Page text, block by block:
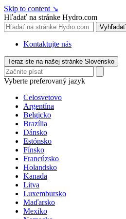
Skip to content ↘
Hľadať na stránke Hydro.com
Vyhľadať
Kontaktujte nás
Teraz ste na našej stránke Slovensko
Vyberte preferovaný jazyk
Celosvetovo
Argentína
Belgicko
Brazília
Dánsko
Estónsko
Fínsko
Francúzsko
Holandsko
Kanada
Litva
Luxembursko
Maďarsko
Mexiko